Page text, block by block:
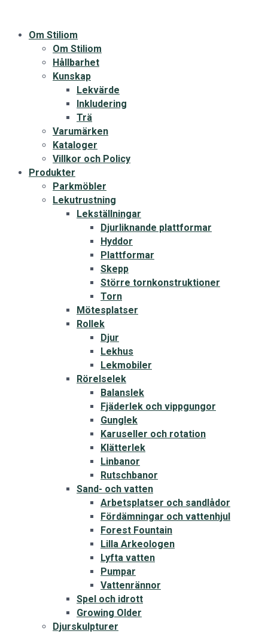
Om Stiliom
Om Stiliom
Hållbarhet
Kunskap
Lekvärde
Inkludering
Trä
Varumärken
Kataloger
Villkor och Policy
Produkter
Parkmöbler
Lekutrustning
Lekställningar
Djurliknande plattformar
Hyddor
Plattformar
Skepp
Större tornkonstruktioner
Torn
Mötesplatser
Rollek
Djur
Lekhus
Lekmobiler
Rörelselek
Balanslek
Fjäderlek och vippgungor
Gunglek
Karuseller och rotation
Klätterlek
Linbanor
Rutschbanor
Sand- och vatten
Arbetsplatser och sandlådor
Fördämningar och vattenhjul
Forest Fountain
Lilla Arkeologen
Lyfta vatten
Pumpar
Vattenrännor
Spel och idrott
Growing Older
Djurskulpturer